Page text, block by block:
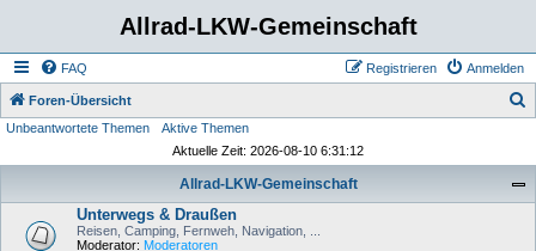
Allrad-LKW-Gemeinschaft
FAQ Anmelden
Registrieren
Foren-Übersicht
Unbeantwortete Themen
Aktive Themen
Aktuelle Zeit: 2026-08-10 6:31:12
Allrad-LKW-Gemeinschaft
Unterwegs & Draußen
Reisen, Camping, Fernweh, Navigation, ...
Moderator: Moderatoren